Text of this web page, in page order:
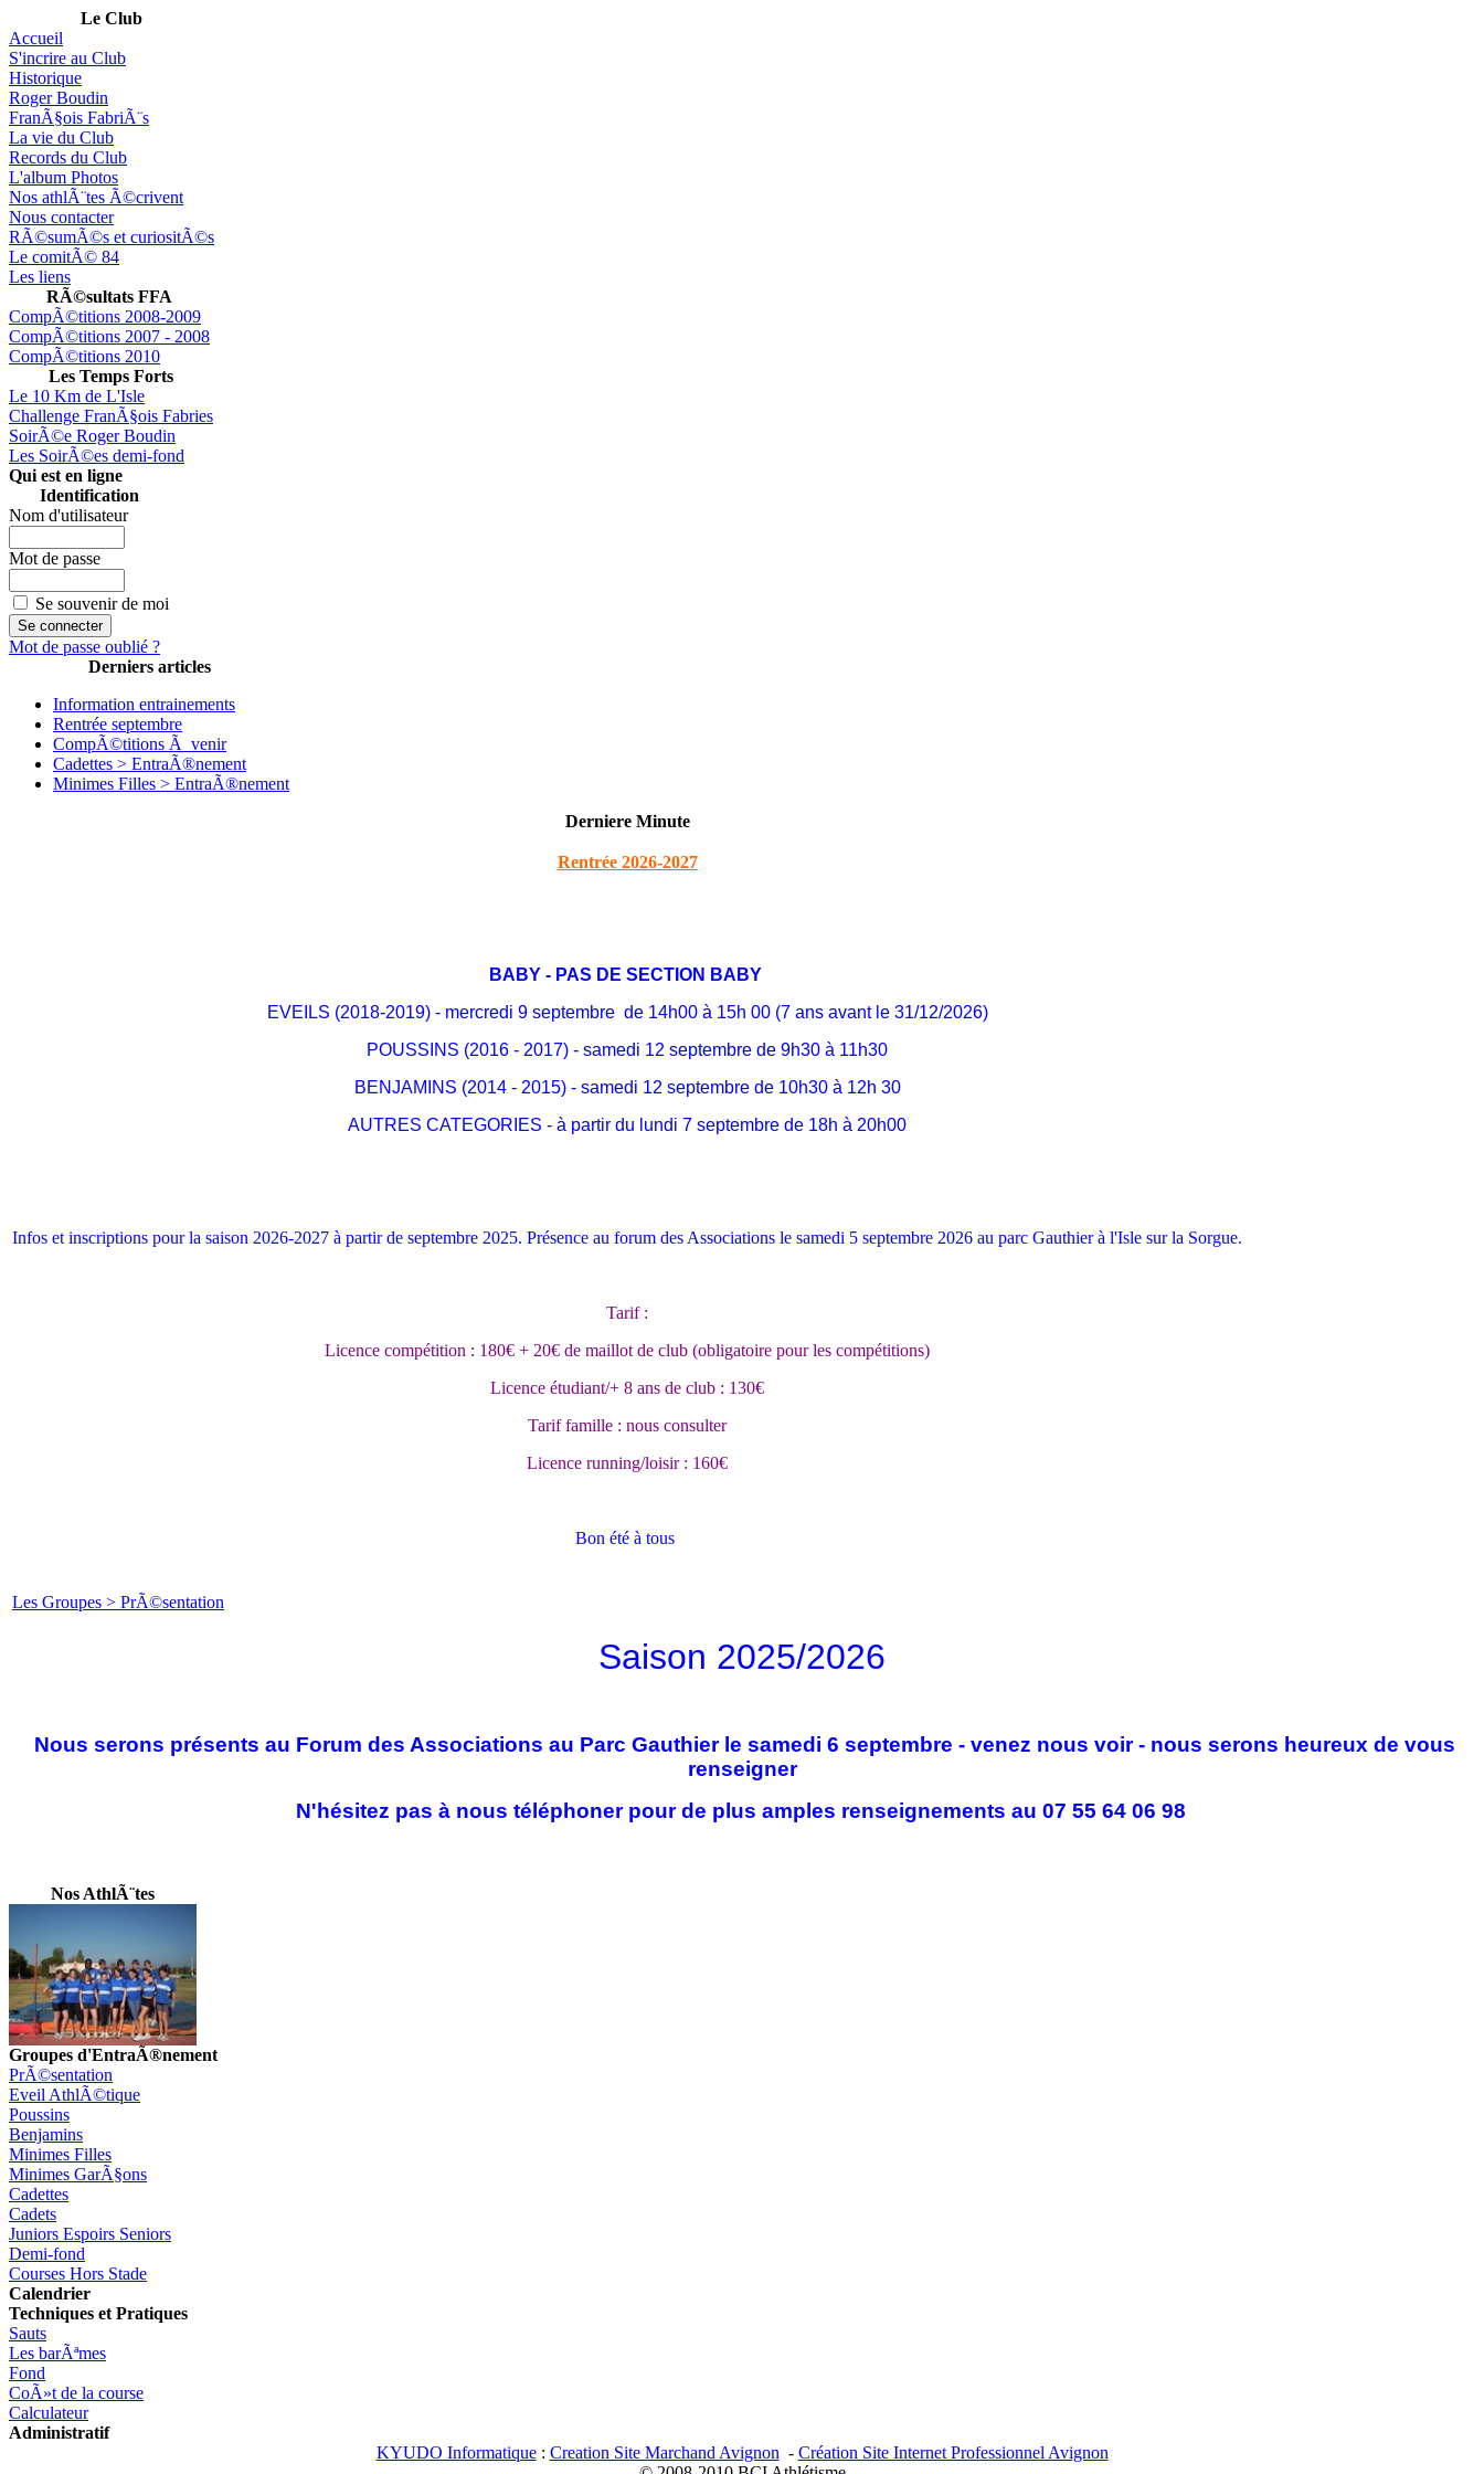
Le Club
Accueil
S'incrire au Club
Historique
Roger Boudin
FranÃ§ois FabriÃ¨s
La vie du Club
Records du Club
L'album Photos
Nos athlÃ¨tes Ã©crivent
Nous contacter
RÃ©sumÃ©s et curiositÃ©s
Le comitÃ© 84
Les liens
RÃ©sultats FFA
CompÃ©titions 2008-2009
CompÃ©titions 2007 - 2008
CompÃ©titions 2010
Les Temps Forts
Le 10 Km de L'Isle
Challenge FranÃ§ois Fabries
SoirÃ©e Roger Boudin
Les SoirÃ©es demi-fond
Qui est en ligne
Identification
Nom d'utilisateur
Mot de passe
Se souvenir de moi
Mot de passe oublié ?
Derniers articles
Information entrainements
Rentrée septembre
CompÃ©titions Ã venir
Cadettes > EntraÃ®nement
Minimes Filles > EntraÃ®nement
Derniere Minute
Rentrée 2026-2027
BABY - PAS DE SECTION BABY
EVEILS (2018-2019) - mercredi 9 septembre de 14h00 à 15h 00 (7 ans avant le 31/12/2026)
POUSSINS (2016 - 2017) - samedi 12 septembre de 9h30 à 11h30
BENJAMINS (2014 - 2015) - samedi 12 septembre de 10h30 à 12h 30
AUTRES CATEGORIES - à partir du lundi 7 septembre de 18h à 20h00
Infos et inscriptions pour la saison 2026-2027 à partir de septembre 2025. Présence au forum des Associations le samedi 5 septembre 2026 au parc Gauthier à l'Isle sur la Sorgue.
Tarif :
Licence compétition : 180€ + 20€ de maillot de club (obligatoire pour les compétitions)
Licence étudiant/+ 8 ans de club : 130€
Tarif famille : nous consulter
Licence running/loisir : 160€
Bon été à tous
Les Groupes > PrÃ©sentation
Saison 2025/2026
Nous serons présents au Forum des Associations au Parc Gauthier le samedi 6 septembre - venez nous voir - nous serons heureux de vous
renseigner
N'hésitez pas à nous téléphoner pour de plus amples renseignements au 07 55 64 06 98
Nos AthlÃ¨tes
Groupes d'EntraÃ®nement
PrÃ©sentation
Eveil AthlÃ©tique
Poussins
Benjamins
Minimes Filles
Minimes GarÃ§ons
Cadettes
Cadets
Juniors Espoirs Seniors
Demi-fond
Courses Hors Stade
Calendrier
Techniques et Pratiques
Sauts
Les barÃªmes
Fond
CoÃ»t de la course
Calculateur
Administratif
KYUDO Informatique: Creation Site Marchand Avignon - Création Site Internet Professionnel Avignon